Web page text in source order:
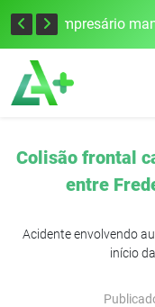
Edital para construção de ponte entre Itapiranga e Barra do Guarita deve ser lançado no segundo semestre
Colisão frontal
entre
Acidente envolvendo
início